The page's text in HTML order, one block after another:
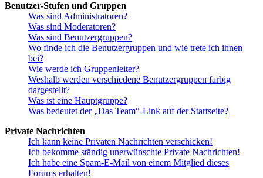
Benutzer-Stufen und Gruppen
Was sind Administratoren?
Was sind Moderatoren?
Was sind Benutzergruppen?
Wo finde ich die Benutzergruppen und wie trete ich ihnen
bei?
Wie werde ich Gruppenleiter?
Weshalb werden verschiedene Benutzergruppen farbig
dargestellt?
Was ist eine Hauptgruppe?
Was bedeutet der „Das Team“-Link auf der Startseite?
Private Nachrichten
Ich kann keine Privaten Nachrichten verschicken!
Ich bekomme ständig unerwünschte Private Nachrichten!
Ich habe eine Spam-E-Mail von einem Mitglied dieses
Forums erhalten!